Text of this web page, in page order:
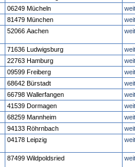
06249 Mücheln
81479 München
52066 Aachen
71636 Ludwigsburg
22763 Hamburg
09599 Freiberg
68642 Bürstadt
66798 Wallerfangen
41539 Dormagen
68259 Mannheim
94133 Röhrnbach
04178 Leipzig
87499 Wildpoldsried